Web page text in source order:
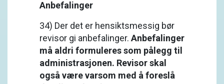
Anbefalinger
34) Der det er hensiktsmessig bør
revisor gi anbefalinger. Anbefalinger
må aldri formuleres som pålegg til
administrasjonen. Revisor skal
også være varsom med å foreslå